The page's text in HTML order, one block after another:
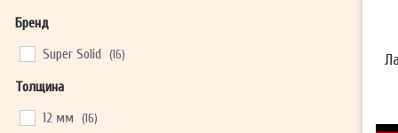
Бренд
Super Solid (16)
Толщина
12 мм (16)